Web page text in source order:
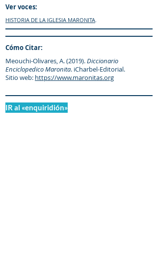
Ver voces:
HISTORIA DE LA IGLESIA MARONITA.
Cómo Citar:
Meouchi-Olivares, A. (2019).Diccionario
Enciclopedico Maronita. iCharbel-Editorial.
Sitio web: https://www.maronitas.org
IR al «enquiridión»